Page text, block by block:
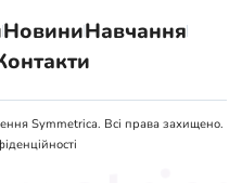
НовиниНавчання
Symmetrica. Всі права захищено.